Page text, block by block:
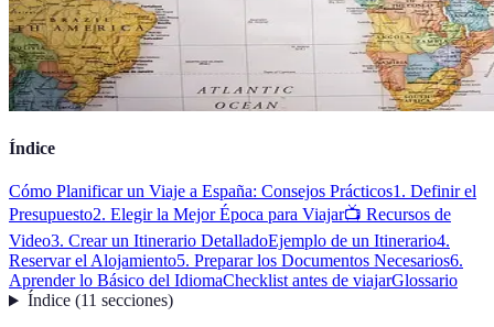
Índice
Cómo Planificar un Viaje a España: Consejos Prácticos1. Definir el
Presupuesto2. Elegir la Mejor Época para Viajar📺 Recursos de
Video3. Crear un Itinerario DetalladoEjemplo de un Itinerario4.
Reservar el Alojamiento5. Preparar los Documentos Necesarios6.
Aprender lo Básico del IdiomaChecklist antes de viajarGlossario
Índice(11 secciones)